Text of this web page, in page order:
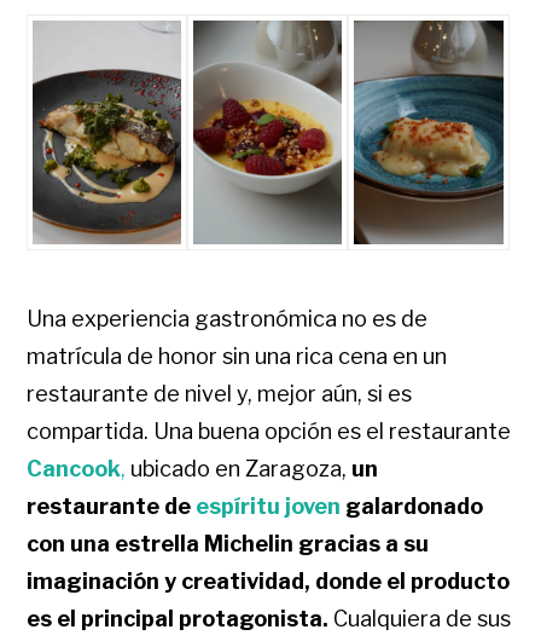
Una experiencia gastronómica no es de
matrícula de honor sin una rica cena en un
restaurante de nivel y, mejor aún, si es
compartida. Una buena opción es el restaurante
Cancook, ubicado en Zaragoza, un
restaurante de espíritu joven galardonado
con una estrella Michelin gracias a su
imaginación y creatividad, donde el producto
es el principal protagonista. Cualquiera de sus